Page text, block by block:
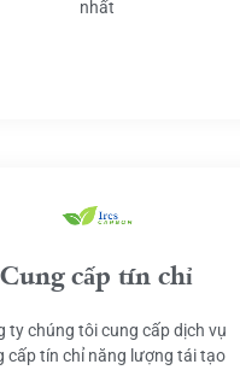
nhất
Cung cấp tín chỉ
ty chúng tôi cung cấp dịch vụ
cấp tín chỉ năng lượng tái tạo